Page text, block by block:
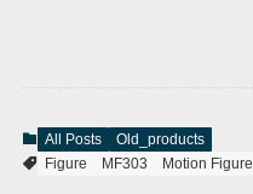
All Posts
Old_products
Figure
MF303 Motion Figure